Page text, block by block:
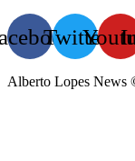
Twitter
Alberto Lopes News